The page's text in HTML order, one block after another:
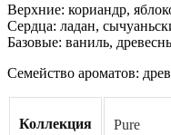
Верхние: кориандр,
Сердца: ладан,
Базовые: ваниль,
Семейство ароматов:
Коллекция Pure